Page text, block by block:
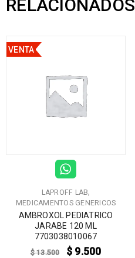
RELACIONADOS
VENTA
LAPROFF LAB,
MEDICAMENTOS GENERICOS
AMBROXOL PEDIATRICO
JARABE 120 ML
7703038010067
$13.500 $ 9.500